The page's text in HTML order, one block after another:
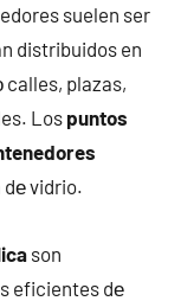
suelen ser
distribuidos en
plazas,
Los puntos
vidrio.
son
eficientes dе